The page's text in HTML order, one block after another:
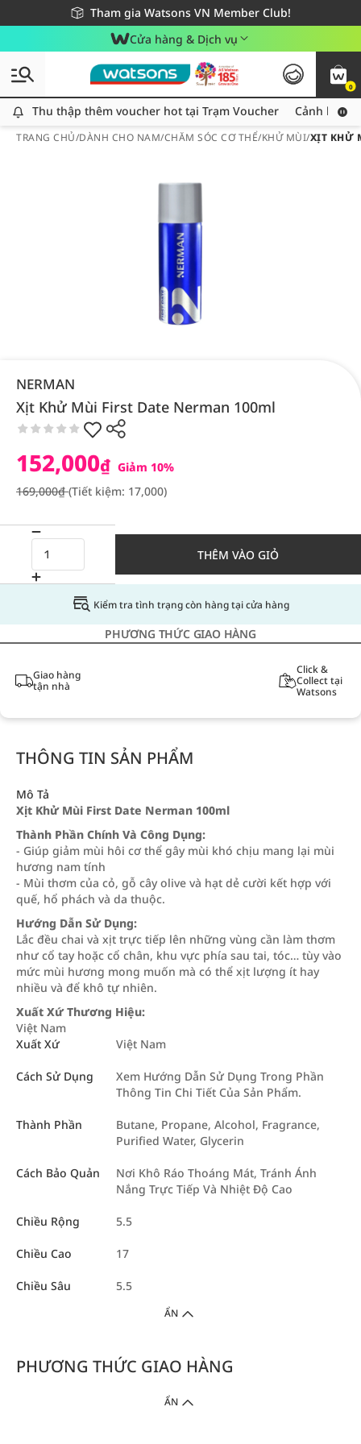
Tham gia Watsons VN Member Club!
Miễn phí giao hàng cho đơn hàng từ 249,000Đ
Giao hàng nhanh 24h - Áp dụng khu vực TP. Hồ Chí Minh
Cửa hàng & Dịch vụ
0
Thu thập thêm voucher hot tại Trạm Voucher
Thu thập thêm voucher hot tại Trạm Voucher Cảnh báo
TRANG CHỦ/DÀNH CHO NAM/CHĂM SÓC CƠ THỂ/KHỬ MÙI/XỊT KHỬ
NERMAN
Xịt Khử Mùi First Date Nerman 100ml
152,000₫ Giảm 10%
169,000₫(Tiết kiệm: 17,000)
THÊM VÀO GIỎ
Kiểm tra tình trạng còn hàng tại cửa hàng
PHƯƠNG THỨC GIAO HÀNG
Giao hàng
tận nhà
Click &
Collect tại
Watsons
THÔNG TIN SẢN PHẨM
Mô Tả
Xịt Khử Mùi First Date Nerman 100ml
Thành Phần Chính Và Công Dụng:
- Giúp giảm mùi hôi cơ thể gây mùi khó chịu mang lại mùi
hương nam tính
- Mùi thơm của cỏ, gỗ cây olive và hạt dẻ cười kết hợp với
quế, hổ phách và da thuộc.
Hướng Dẫn Sử Dụng:
Lắc đều chai và xịt trực tiếp lên những vùng cần làm thơm
như cổ tay hoặc cổ chân, khu vực phía sau tai, tóc… tùy vào
mức mùi hương mong muốn mà có thể xịt lượng ít hay
nhiều và để khô tự nhiên.
Xuất Xứ Thương Hiệu:
Việt Nam
Xuất Xứ
Việt Nam
Cách Sử Dụng
Xem Hướng Dẫn Sử Dụng Trong Phần
Thông Tin Chi Tiết Của Sản Phẩm.
Thành Phần
Butane, Propane, Alcohol, Fragrance,
Purified Water, Glycerin
Cách Bảo Quản
Nơi Khô Ráo Thoáng Mát, Tránh Ánh
Nắng Trực Tiếp Và Nhiệt Độ Cao
Chiều Rộng 5.5
Chiều Cao 17
Chiều Sâu 5.5
ẨN
PHƯƠNG THỨC GIAO HÀNG
ẨN